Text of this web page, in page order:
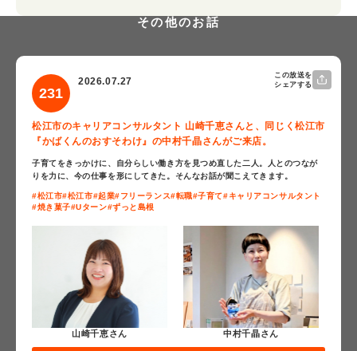
その他のお話
231
2026.07.27
松江市のキャリアコンサルタント 山崎千恵さんと、同じく松江市
『かばくんのおすそわけ』の中村千晶さんがご来店。
子育てをきっかけに、自分らしい働き方を見つめ直した二人。人とのつなが
りを力に、今の仕事を形にしてきた。そんなお話が聞こえてきます。
#松江市#松江市#起業#フリーランス#転職#子育て#キャリアコンサルタント
#焼き菓子#Uターン#ずっと島根
山崎千恵さん 中村千晶さん
この放送を
シェアする